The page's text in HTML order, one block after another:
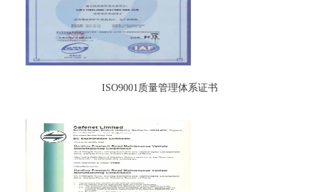
ISO9001质量管理体系证书